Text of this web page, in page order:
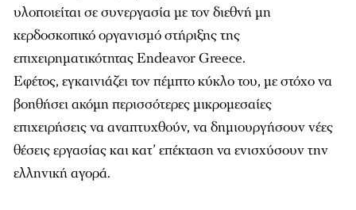
υλοποιείται σε συνεργασία με τον διεθνή μη
κερδοσκοπικό οργανισμό στήριξης της
επιχειρηματικότητας Endeavor Greece.
Εφέτος, εγκαινιάζει τον πέμπτο κύκλο του, με στόχο να
βοηθήσει ακόμη περισσότερες μικρομεσαίες
επιχειρήσεις να αναπτυχθούν, να δημιουργήσουν νέες
θέσεις εργασίας και κατ’ επέκταση να ενισχύσουν την
ελληνική αγορά.